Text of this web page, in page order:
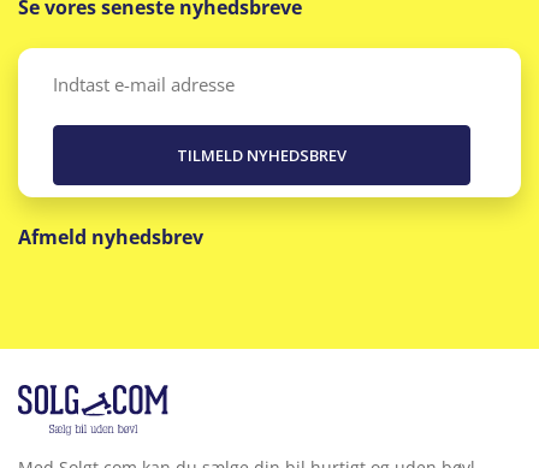
Se vores seneste nyhedsbreve
Email
Afmeld nyhedsbrev